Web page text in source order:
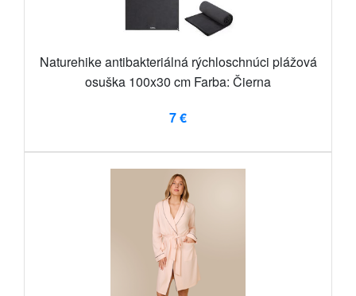
Naturehike antibakteriálná rýchloschnúci plážová
osuška 100x30 cm Farba: Čierna
7 €